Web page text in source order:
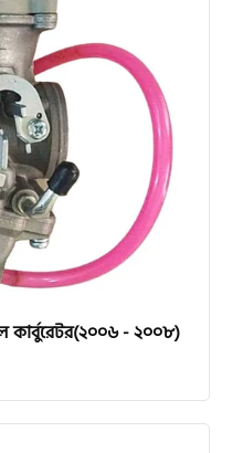
কার্বুরেটর(২০০৬ - ২০০৮)